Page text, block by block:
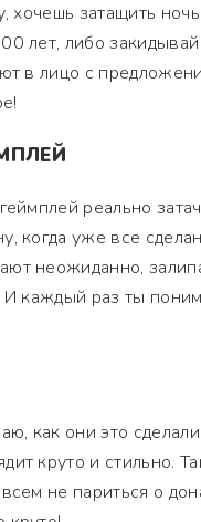
хочешь затащить
лет, либо
в лицо с
реально
когда уже все
неожиданно,
И каждый раз ты
как они это
круто и стильно.
не париться о